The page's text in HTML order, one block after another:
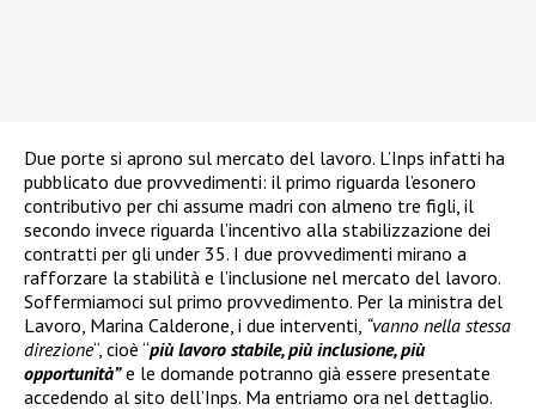
Due porte si aprono sul mercato del lavoro. L’Inps infatti ha
pubblicato due provvedimenti: il primo riguarda l’esonero
contributivo per chi assume madri con almeno tre figli, il
secondo invece riguarda l’incentivo alla stabilizzazione dei
contratti per gli under 35. I due provvedimenti mirano a
rafforzare la stabilità e l’inclusione nel mercato del lavoro.
Soffermiamoci sul primo provvedimento. Per la ministra del
Lavoro, Marina Calderone, i due interventi, “vanno nella stessa
direzione“, cioè “più lavoro stabile, più inclusione, più
opportunità”e le domande potranno già essere presentate
accedendo al sito dell’Inps. Ma entriamo ora nel dettaglio.